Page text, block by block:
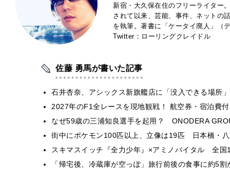
新宿・大久保在住のフリーライター
されて以来、芸能、事件、ネットの
を執筆。著書に「ケータイ廃人」（
Twitter：ローリングクレイドル
佐藤 勇馬が書いた記事
石井杏奈、アシックス新旗艦店に「没入できる場所
2027年のF1全レースを現地観戦！ 航空券・宿泊費
なぜ59歳の三浦知良選手を起用？ ONODERA
街中にポケモン100匹以上、立像は19匹 日本橋・
スキマスイッチ『全力少年』×アミノバイタル 全国
「帰宅後、冷蔵庫が空っぽ」旅行前後の食事に約5